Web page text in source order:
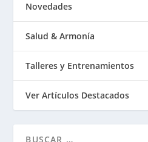
Novedades
Salud & Armonía
Talleres y Entrenamientos
Ver Artículos Destacados